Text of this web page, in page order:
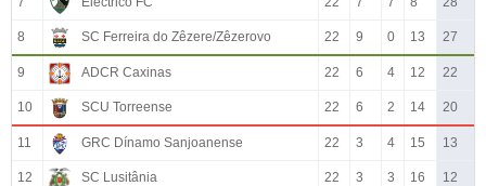
8 SC Ferreira do Zêzere/Zêzerovo 22 9 0 13 27
9 ADCR Caxinas 22 6 4 12 22
10 SCU Torreense 22 6 2 14 20
11 GRC Dínamo Sanjoanense 22 3 4 15 13
12 SC Lusitânia 22 3 3 16 12